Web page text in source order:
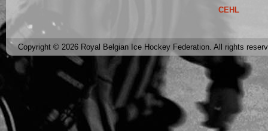
CEHL
Copyright © 2026 Royal Belgian Ice Hockey Federation. All rights